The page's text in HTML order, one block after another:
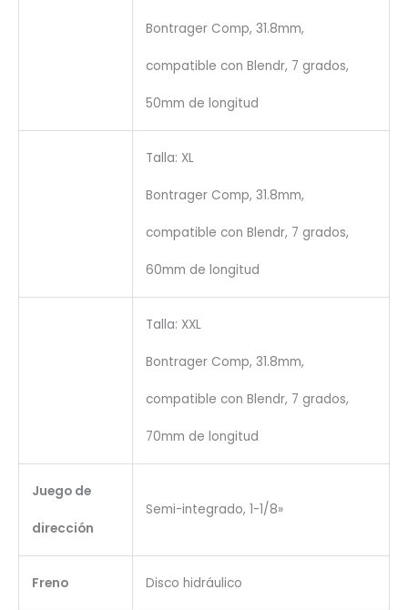
Bontrager Comp, 31.8mm,
compatible con Blendr, 7 grados,
50mm de longitud
Talla: XL
Bontrager Comp, 31.8mm,
compatible con Blendr, 7 grados,
60mm de longitud
Talla: XXL
Bontrager Comp, 31.8mm,
compatible con Blendr, 7 grados,
70mm de longitud
Juego de
dirección
Semi-integrado, 1-1/8»
Freno Disco hidráulico